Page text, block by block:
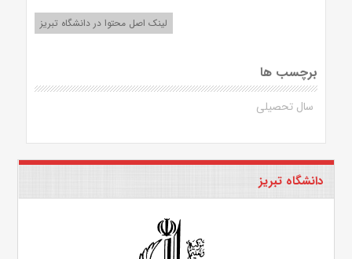
لینک اصل محتوا در دانشگاه تبریز
برچسب ها
سال تحصیلی
دانشگاه تبریز